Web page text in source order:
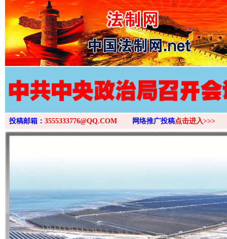
>
投稿邮箱： 3555333776@QQ.COM 网络推广投稿点击进入>>>